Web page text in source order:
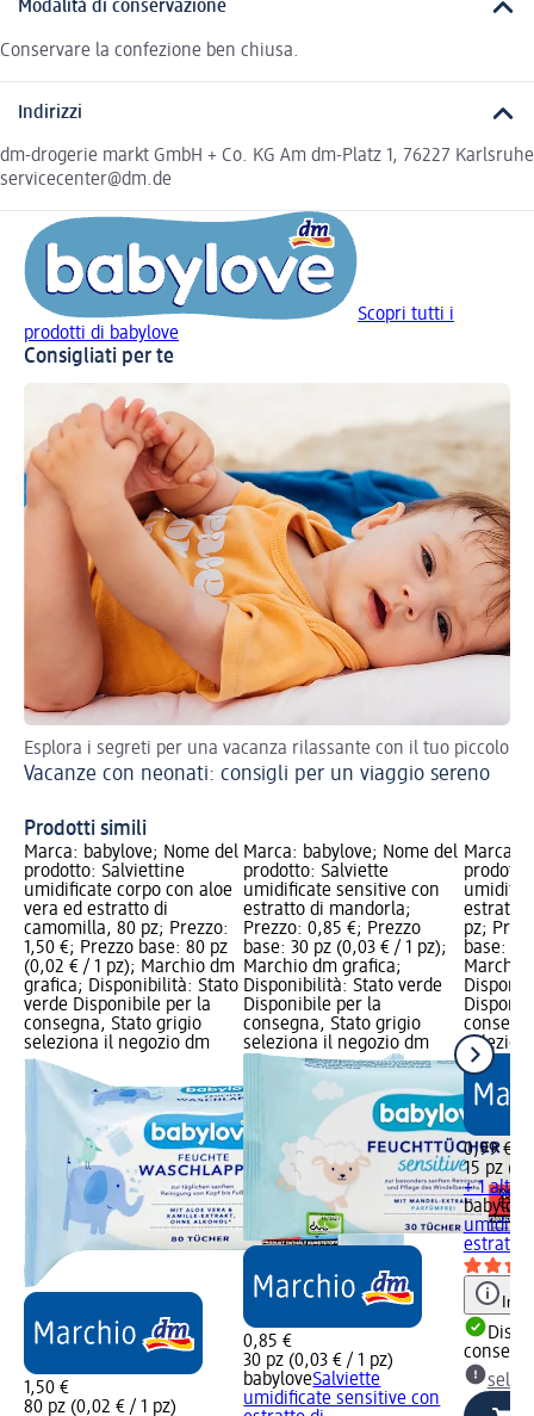
Modalità di conservazione
Conservare la confezione ben chiusa.
Indirizzi
dm-drogerie markt GmbH + Co. KG Am dm-Platz 1, 76227 Karlsruhe
servicecenter@dm.de
Scopri tutti i
prodotti di babylove
Consigliati per te
Esplora i segreti per una vacanza rilassante con il tuo piccolo
Vacanze con neonati: consigli per un viaggio sereno
Prodotti simili
Marca: babylove; Nome del
prodotto: Salviettine
umidificate corpo con aloe
vera ed estratto di
camomilla, 80 pz; Prezzo:
1,50 €; Prezzo base: 80 pz
(0,02 € / 1 pz); Marchio dm
grafica; Disponibilità: Stato
verde Disponibile per la
consegna, Stato grigio
seleziona il negozio dm
1,50 €
80 pz (0,02 € / 1 pz)
Marca: babylove; Nome del
prodotto: Salviette
umidificate sensitive con
estratto di mandorla;
Prezzo: 0,85 €; Prezzo
base: 30 pz (0,03 € / 1 pz);
Marchio dm grafica;
Disponibilità: Stato verde
Disponibile per la
consegna, Stato grigio
seleziona il negozio dm
0,85 €
30 pz (0,03 € / 1 pz)
babyloveSalviette
umidificate sensitive con
Marca:
estratto
pz;
base:
Marchio
0,99 €
15 pz
+ 1 altra
babylove
estratto